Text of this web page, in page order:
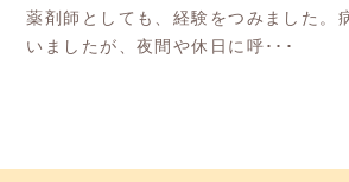
薬剤師としても、経験をつみました。
いましたが、夜間や休日に呼･･･